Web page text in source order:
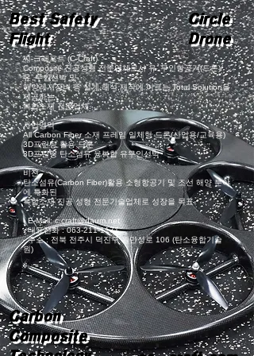
Best Safety
Flight
Circle
Drone
Carbon
Composite
씨-크래프트 (C-Craft)
Composite 진공성형 전문업체로서 유․무인항공기(드론)/
유․무인선박 및
해양레저장비 등설계,해석,제작에 이르는 Total Solution을
제공하는
복합소재 전문업체.
사업영역
All Carbon Fiber 소재 프레임 일체형 드론(산업용/교육용)
3D프린팅 활용 드론
3D프린팅 탄소섬유 융복합 유무인선박
비젼
탄소섬유(Carbon Fiber)활용 소형항공기 및 조선 해양 분야
에 특화된
복합소재진공 성형 전문기술업체로 성장을 목표.
- E-Mail:c.craft@daum.net
- 대표전화 :063-211-1171
- 주소 : 전북 전주시 덕진구 원만성로 106 (탄소융합기술
원)